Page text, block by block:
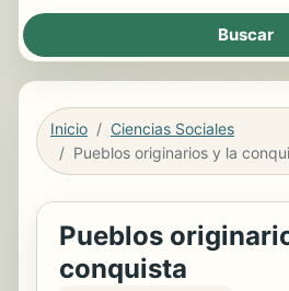
Inicio
Ciencias Sociales
Pueblos originarios y la
Pueblos
conquista